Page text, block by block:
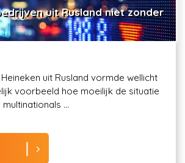
uit Rusland niet zonder
uit Rusland vormde wellicht
voorbeeld hoe moeilijk de situatie
...